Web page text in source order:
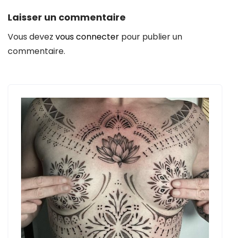
Laisser un commentaire
Vous devez vous connecter pour publier un
commentaire.